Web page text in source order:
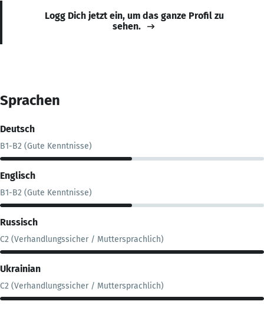
Logg Dich jetzt ein, um das ganze Profil zu
sehen.
Sprachen
Deutsch
B1-B2 (Gute Kenntnisse)
Englisch
B1-B2 (Gute Kenntnisse)
Russisch
C2 (Verhandlungssicher / Muttersprachlich)
Ukrainian
C2 (Verhandlungssicher / Muttersprachlich)